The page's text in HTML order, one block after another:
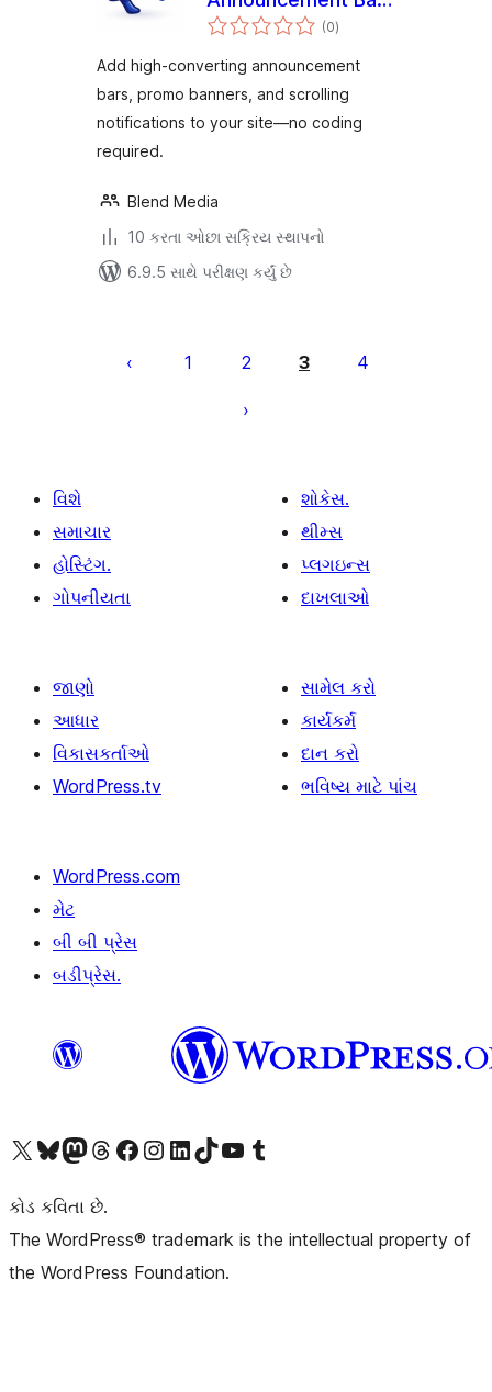
Promo Bar & (0કુલ
રેટિંગ્સ
)
Add high-converting announcement
bars, promo banners, and scrolling
notifications to your site—no coding
required.
Blend Media
10 કરતા ઓછા સક્રિય સ્થાપનો
6.9.5 સાથે પરીક્ષણ કર્યું છે
પૃષ્ઠ
1 2 3 4
વિશે
સમાચાર
હોસ્ટિંગ.
ગોપનીયતા
શોકેસ.
થીમ્સ
પ્લગઇન્સ
દાખલાઓ
જાણો
આધાર
વિકાસકર્તાઓ
WordPress.tv
સામેલ કરો
કાર્યકર્મ
દાન કરો
ભવિષ્ય માટે પાંચ
WordPress.com
મેટ
બી બી પ્રેસ
બડીપ્રેસ.
અમારા X (અગાઉ ટ્વિટર) એકાઉન્ટની મુલાકાત લોઅમારા Bluesky એકાઉન્ટની મુલાકાત લોઅમારા માસ્ટોડોન એકાઉન્ટની મુલાકાત લોઅમારા Threads એકાઉન્ટની મુલાકાત લો અમારા ફેસબુક પેજની મુલાકાત લોઅમારા ઇન્સ્ટાગ્રામ એકાઉન્ટની મુલાકાત લો અમારા LinkedIn એકાઉન્ટની મુલાકાત લોઅમારા TikTok એકાઉન્ટની મુલાકાત લોઅમારી YouTube ચેનલની મુલાકાત લો અમારા Tumblr એકાઉન્ટની મુલાકાત લો
કોડ કવિતા છે.
The WordPress® trademark is the intellectual property of
the WordPress Foundation.